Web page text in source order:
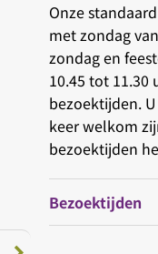
Onze
met zondag
zondag en
10.45 tot 11.30
bezoektijden.
keer welkom
bezoektijden
Bezoektijden